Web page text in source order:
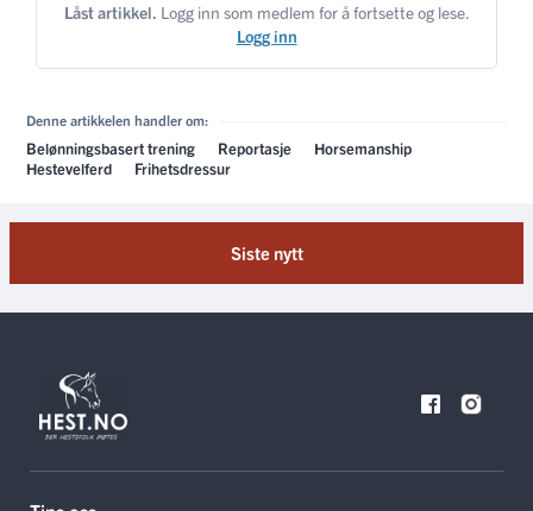
Låst artikkel. Logg inn som medlem for å fortsette og lese.
Logg inn
Denne artikkelen handler om:
Belønningsbasert trening Reportasje
Horsemanship
Hestevelferd
Frihetsdressur
NESTE ARTIKKEL